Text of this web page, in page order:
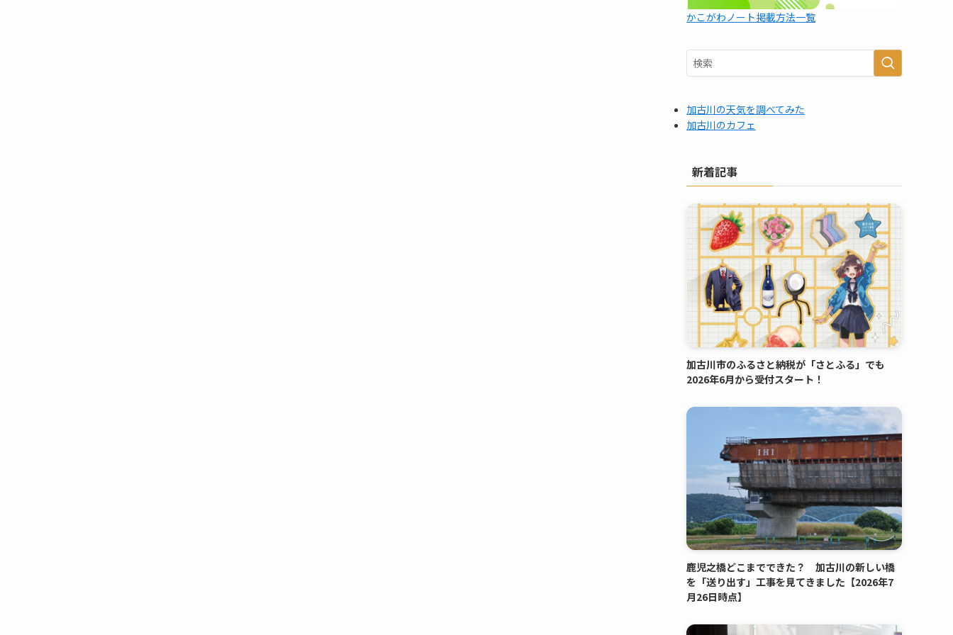
かこがわノート掲載方法一覧
加古川の天気を調べてみた
加古川のカフェ
新着記事
加古川市のふるさと納税が「さとふる」でも
2026年6月から受付スタート！
鹿児之橋どこまでできた？ 加古川の新しい橋
を「送り出す」工事を見てきました【2026年7
月26日時点】